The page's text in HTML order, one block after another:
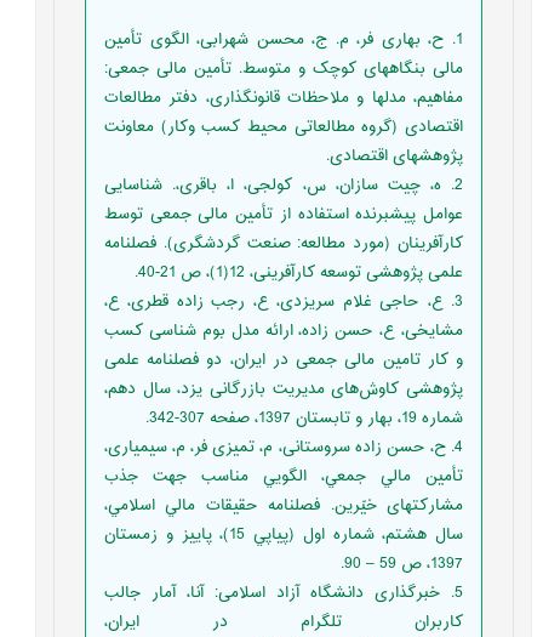
1. ح، بهاری فر، م. ج، محسن شهرابی، الگوی تأمين
مالی بنگاههای کوچک و متوسط. تأمين مالی جمعی:
مفاهيم، مدلها و ملاحظات قانونگذاری، دفتر مطالعات
اقتصادی (گروه مطالعاتی محيط کسب وکار) معاونت
پژوهشهای اقتصادی.
2. ه، چیت سازان، س، کولجی، ا، باقری،. شناسایی
عوامل پیش‏برنده استفاده از تأمین‌ مالی‌ جمعی توسط
کارآفرینان (مورد مطالعه: صنعت گردشگری). فصلنامه
علمی پژوهشی توسعه کارآفرینی، 12(1)، ص 21-40.
3. ع، حاجی غلام سریزدی، ع، رجب زاده قطری، ع،
مشایخی، ع، حسن زاده، ارائه مدل بوم شناسی کسب
و کار تامین مالی جمعی در ایران، دو فصلنامه علمی
پژوهشی کاوش‌های مدیریت بازرگانی یزد، سال دهم،
شماره 19، بهار و تابستان 1397، صفحه 307-342.
4. ح، حسن زاده سروستانی، م، تمیزی فر، م، سیمیاری،
تأمين مالي جمعي، الگویي مناسب جهت جذب
مشارکتهای خيّرین. فصلنامه حقيقات مالي اسلامي،
سال هشتم، شماره اول (پياپي 15)، پایيز و زمستان
1397، ص 59 – 90.
5. خبرگذاری دانشگاه آزاد اسلامی: آنا، آمار جالب
کاربران تلگرام در ایران،